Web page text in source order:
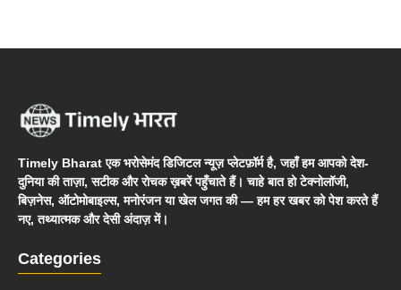
Timely Bharat एक भरोसेमंद डिजिटल न्यूज़ प्लेटफ़ॉर्म है, जहाँ हम आपको देश-
दुनिया की ताज़ा, सटीक और रोचक ख़बरें पहुँचाते हैं। चाहे बात हो टेक्नोलॉजी,
बिज़नेस, ऑटोमोबाइल्स, मनोरंजन या खेल जगत की — हम हर खबर को पेश करते हैं
नए, तथ्यात्मक और देसी अंदाज़ में।
Categories